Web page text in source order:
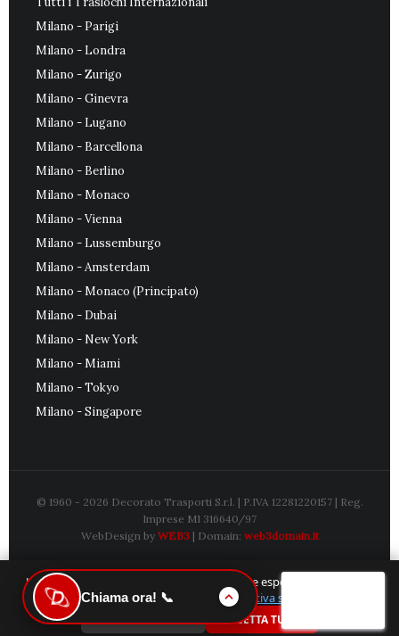
Milano - Parigi
Milano - Londra
Milano - Zurigo
Milano - Ginevra
Milano - Lugano
Milano - Barcellona
Milano - Berlino
Milano - Monaco
Milano - Vienna
Milano - Lussemburgo
Milano - Amsterdam
Milano - Monaco (Principato)
Milano - Dubai
Milano - New York
Milano - Miami
Milano - Tokyo
Milano - Singapore
© 1960 - 2026 Decorato Trasporti S.r.l. | P.IVA 12281220157 | Reg.
Imprese MI 316640/97
WebDesign by WEB3| Domain: web3domain.it
Utilizziamo i cookie per garantirti la migliore esperienza sul nostro
sito. Scopri di più nella nostra
Informativa sulla Privacy
SOLO NECESSARI ACCETTA TUTTI
Chiama ora! 📞